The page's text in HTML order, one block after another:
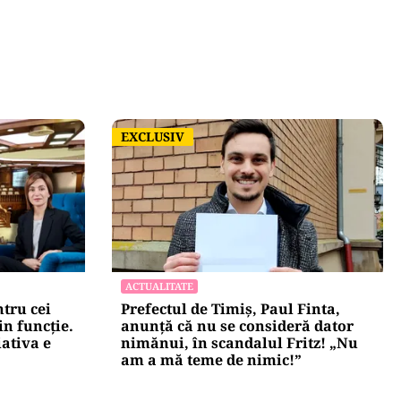
cei
funcție.
e
EXCLUSIV
EXCLUSIV
ACTUALITATE
Prefectul de Timiș, Paul Finta,
anunță că nu se consideră dator
nimănui, în scandalul Fritz! „Nu
am a mă teme de nimic!”